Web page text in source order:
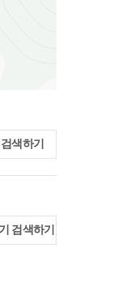
색하기
검색하기